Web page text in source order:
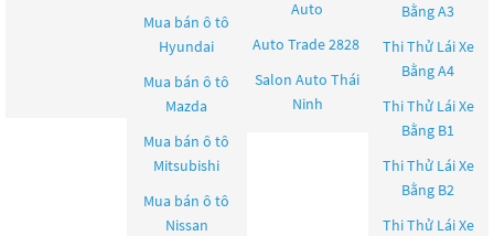
Mua bán ô tô
Hyundai
Mua bán ô tô
Mazda
Mua bán ô tô
Mitsubishi
Mua bán ô tô
Nissan
Auto
Auto Trade 2828
Salon Auto Thái
Ninh
Bằng A3
Thi Thử Lái Xe
Bằng A4
Thi Thử Lái Xe
Bằng B1
Thi Thử Lái Xe
Bằng B2
Thi Thử Lái Xe